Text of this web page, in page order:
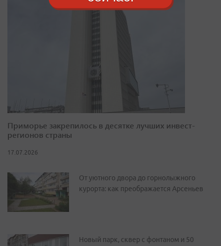
Приморье закрепилось в десятке лучших инвест-
регионов страны
17.07.2026
От уютного двора до горнолыжного
курорта: как преображается Арсеньев
Новый парк, сквер с фонтаном и 50